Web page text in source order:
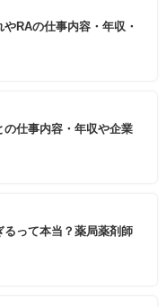
RAの仕事内容・年収・
仕事内容・年収や企業
って本当？薬局薬剤師